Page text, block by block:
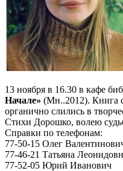
13 ноября в 16.30 в кафе
Начале» (Мн..2012). Книга
органично слились в
Стихи Дорошко, волею
Справки по телефонам:
77-50-15 Олег
77-46-21 Татьяна
77-52-05 Юрий Иванович